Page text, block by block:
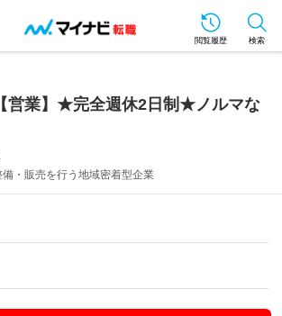
閲覧履歴 検索
営業】★完全週休2日制★ノルマな
・販売を行う地域密着型企業